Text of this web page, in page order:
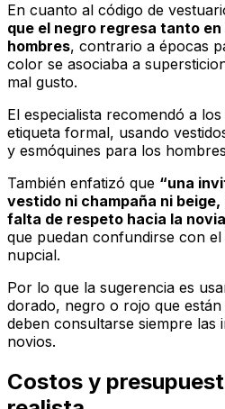
En cuanto al código de
que el negro regresa tanto en
hombres, contrario a épocas
color se asociaba a
mal gusto.
El especialista recomendó a
etiqueta formal, usando
y esmóquines para los
También enfatizó que “una
vestido ni champaña ni
falta de respeto hacia la
que puedan confundirse con
nupcial.
Por lo que la sugerencia es
dorado, negro o rojo que
deben consultarse siempre las
novios.
Costos y